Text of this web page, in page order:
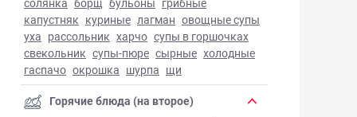
капустняк куриные лагман овощные супы
уха рассольник харчо супы в горшочках
свекольник супы-пюре сырные холодные
гаспачо окрошка шурпа щи
Горячие блюда (на второе)